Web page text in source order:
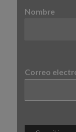
Nombre
Correo